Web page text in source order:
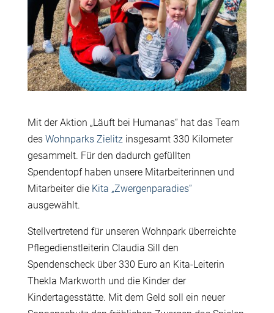
Mit der Aktion „Läuft bei Humanas“ hat das Team
des Wohnparks Zielitz insgesamt 330 Kilometer
gesammelt. Für den dadurch gefüllten
Spendentopf haben unsere Mitarbeiterinnen und
Mitarbeiter die Kita „Zwergenparadies“
ausgewählt.
Stellvertretend für unseren Wohnpark überreichte
Pflegedienstleiterin Claudia Sill den
Spendenscheck über 330 Euro an Kita-Leiterin
Thekla Markworth und die Kinder der
Kindertagesstätte. Mit dem Geld soll ein neuer